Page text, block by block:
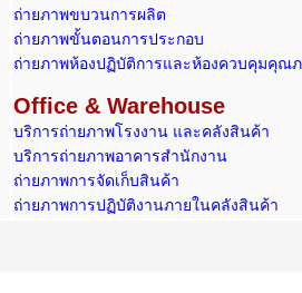
ถ่ายภาพขบวนการผลิต
ถ่ายภาพขั้นตอนการประกอบ
ถ่ายภาพห้องปฏิบัติการและห้องควบคุมคุณ
Office & Warehouse
บริการถ่ายภาพโรงงาน และคลังสินค้า
บริการถ่ายภาพอาคารสำนักงาน
ถ่ายภาพการจัดเก็บสินค้า
ถ่ายภาพการปฏิบัติงานภายในคลังสินค้า